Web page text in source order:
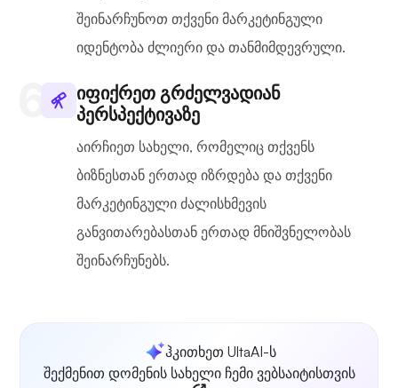
შეინარჩუნოთ თქვენი მარკეტინგული
იდენტობა ძლიერი და თანმიმდევრული.
იფიქრეთ გრძელვადიან
პერსპექტივაზე
აირჩიეთ სახელი, რომელიც თქვენს
ბიზნესთან ერთად იზრდება და თქვენი
მარკეტინგული ძალისხმევის
განვითარებასთან ერთად მნიშვნელობას
შეინარჩუნებს.
ჰკითხეთ UltaAI-ს
შექმენით დომენის სახელი ჩემი ვებსაიტისთვის